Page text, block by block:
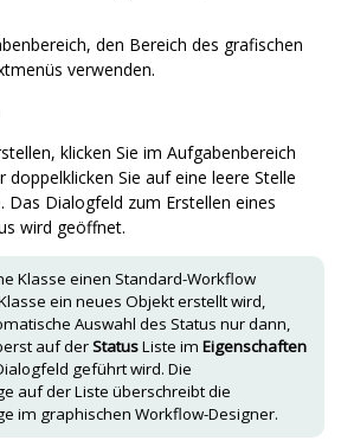
, den Bereich des grafischen
verwenden.
klicken Sie im Aufgabenbereich
doppelklicken Sie auf eine leere Stelle
Das Dialogfeld zum Erstellen eines
wird geöffnet.
Klasse einen Standard-Workflow
ein neues Objekt erstellt wird,
Auswahl des Status nur dann,
auf derStatusListe im Eigenschaften
geführt wird. Die
auf der Liste überschreibt die
im graphischen Workflow-Designer.